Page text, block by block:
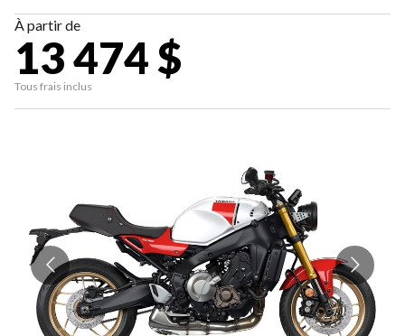
À partir de
13 474 $
Tous frais inclus